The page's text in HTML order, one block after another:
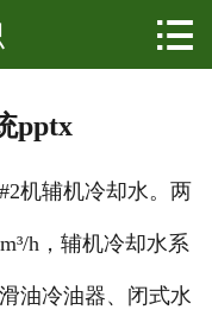

pptx
机辅机冷却水。两
h，辅机冷却水系
油冷油器、闭式水